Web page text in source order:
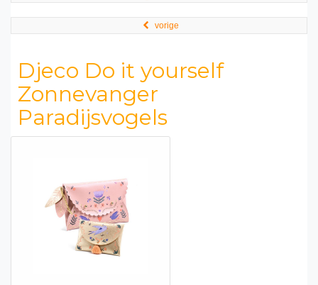
vorige
Djeco Do it yourself
Zonnevanger
Paradijsvogels